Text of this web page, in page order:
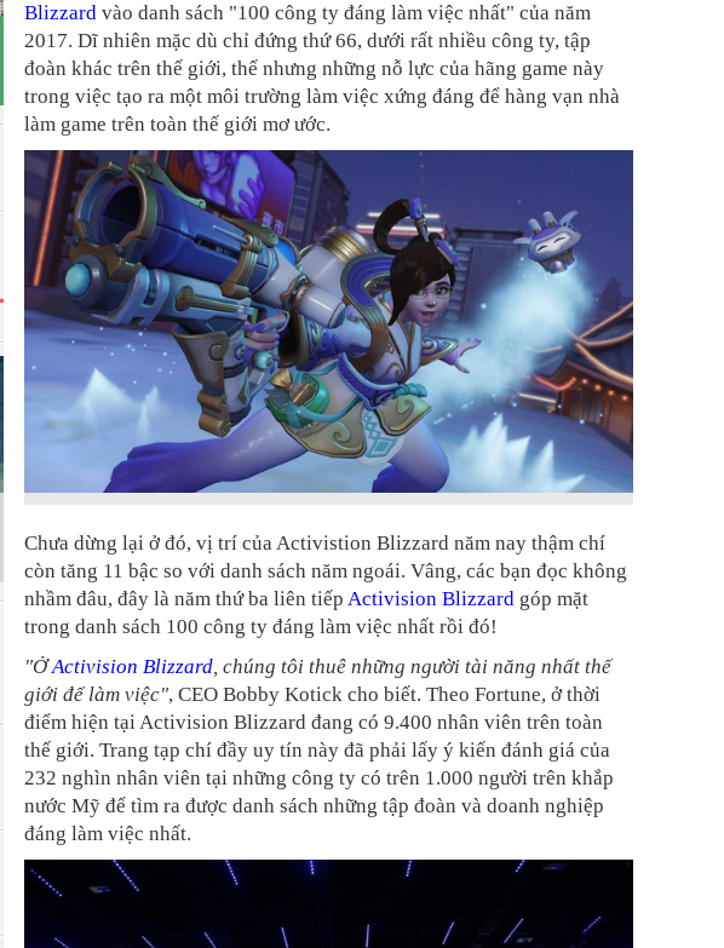
Blizzard vào danh sách "100 công ty đáng làm việc nhất" của năm
2017. Dĩ nhiên mặc dù chỉ đứng thứ 66, dưới rất nhiều công ty, tập
đoàn khác trên thế giới, thế nhưng những nỗ lực của hãng game này
trong việc tạo ra một môi trường làm việc xứng đáng để hàng vạn nhà
làm game trên toàn thế giới mơ ước.
Chưa dừng lại ở đó, vị trí của Activistion Blizzard năm nay thậm chí
còn tăng 11 bậc so với danh sách năm ngoái. Vâng, các bạn đọc không
nhầm đâu, đây là năm thứ ba liên tiếp Activision Blizzard góp mặt
trong danh sách 100 công ty đáng làm việc nhất rồi đó!
"ỞActivision Blizzard, chúng tôi thuê những người tài năng nhất thế
giới để làm việc", CEO Bobby Kotick cho biết. Theo Fortune, ở thời
điểm hiện tại Activision Blizzard đang có 9.400 nhân viên trên toàn
thế giới. Trang tạp chí đầy uy tín này đã phải lấy ý kiến đánh giá của
232 nghìn nhân viên tại những công ty có trên 1.000 người trên khắp
nước Mỹ để tìm ra được danh sách những tập đoàn và doanh nghiệp
đáng làm việc nhất.